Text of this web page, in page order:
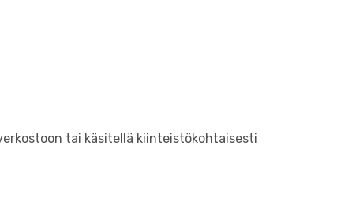
tai käsitellä kiinteistökohtaisesti